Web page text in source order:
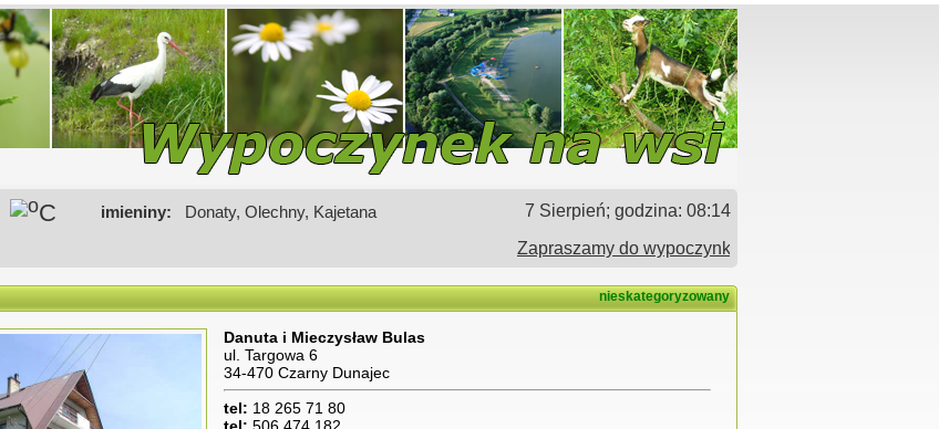
oC imieniny: Donaty, Olechny, Kajetana 7 Sierpień; godzina: 08:14
Zapraszamy do wypoczynku w gospodarstwach
nieskategoryzowany
Danuta i Mieczysław Bulas
ul. Targowa 6
34-470 Czarny Dunajec
tel: 18 265 71 80